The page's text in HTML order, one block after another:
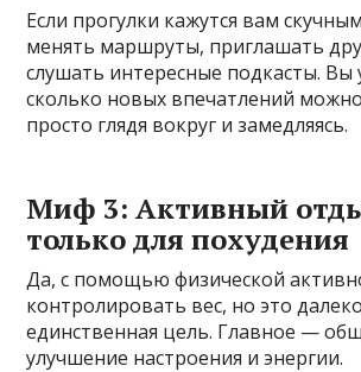
Если прогулки кажутся вам
менять маршруты, приглашать
слушать интересные подкасты. Вы
сколько новых впечатлений
просто глядя вокруг и замедляясь.
Миф 3: Активный
только для похудения
Да, с помощью физической
контролировать вес, но это
единственная цель. Главное —
улучшение настроения и энергии.